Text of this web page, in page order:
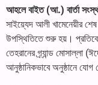
আহলে বাইত (আ.) বার্তা
সাইয়্যেদ আলী খামেনেয়ীর
উপস্থিতিতে শুরু হয়।
তেহরানের গ্র্যান্ড মোসাল্লা
আনুষ্ঠানিকভাবে অনুষ্ঠানে যোগ